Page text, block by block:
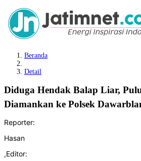
Beranda
Detail
Diduga Hendak Balap Liar,
Diamankan ke Polsek
Reporter:
Hasan
,Editor: